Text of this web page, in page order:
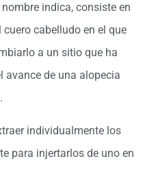
indica, consiste en
cabelludo en el que
a un sitio que ha
avance de una alopecia
individualmente los
para injertarlos de uno en